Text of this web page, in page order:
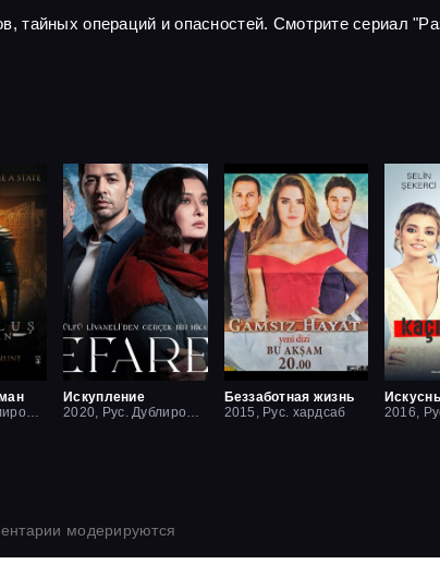
тайных операций и опасностей. Смотрите сериал
Искупление
Беззаботная жизнь
2015, Рус. хардсаб
2016,
модерируются